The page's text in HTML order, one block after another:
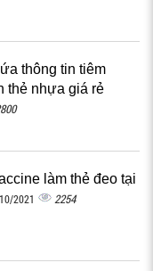
thông tin tiêm
thẻ nhựa giá rẻ
làm thẻ đeo tại
2021 2254